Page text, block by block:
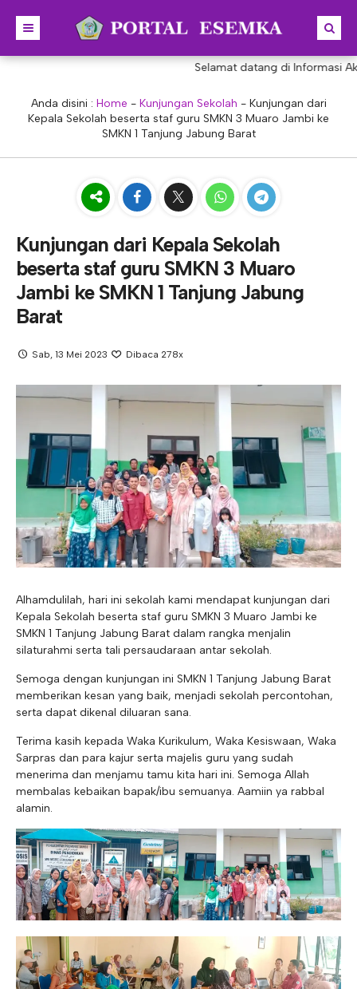
BERITA
SEJARAH
VISI & MISI
KEPALA SEKOLAH
Tupoksi Kepala Sekolah
WAKIL KEPALASEKOLAH
Tupoksi Wakil Bidang Kurikulum
Tupoksi Wakil Bidang Kesiswaan
MAJELIS GURU
Tupoksi Ketua Kons. Keahlian
Tupoksi Bendahara BOS
Tupoksi Koordinator Bendahara
Tupoksi Bendahara Komite
Tupoksi Perpustakaan
Tupoksi Security
AKREDITASI
PROGRAM SEKOLAH
KONSENTRASI KEAHLIAN
AKUNTANSI
BISNIS DIGITAL
DESAIN KOMUNIKASI VISUAL
DESAIN PRODUKSI BUSANA
E-LEARNING
E-PKL
E-RAPOR
Selamat datang di Informasi
Anda disini : Home - Kunjungan Sekolah - Kunjungan dari
Kepala Sekolah beserta staf guru SMKN 3 Muaro Jambi ke
SMKN 1 Tanjung Jabung Barat
Kunjungan dari Kepala Sekolah
beserta staf guru SMKN 3 Muaro
Jambi ke SMKN 1 Tanjung Jabung
Barat
Sab, 13 Mei 2023 Dibaca 278x
Alhamdulilah, hari ini sekolah kami mendapat kunjungan dari
Kepala Sekolah beserta staf guru SMKN 3 Muaro Jambi ke
SMKN 1 Tanjung Jabung Barat dalam rangka menjalin
silaturahmi serta tali persaudaraan antar sekolah.
Semoga dengan kunjungan ini SMKN 1 Tanjung Jabung Barat
memberikan kesan yang baik, menjadi sekolah percontohan,
serta dapat dikenal diluaran sana.
Terima kasih kepada Waka Kurikulum, Waka Kesiswaan, Waka
Sarpras dan para kajur serta majelis guru yang sudah
menerima dan menjamu tamu kita hari ini. Semoga Allah
membalas kebaikan bapak/ibu semuanya. Aamiin ya rabbal
alamin.